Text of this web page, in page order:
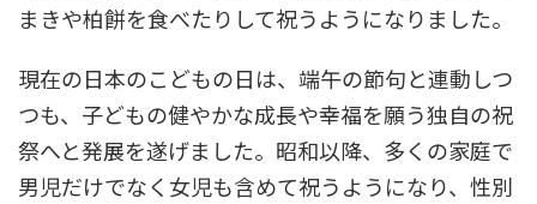
まきや柏餅を食べたりして祝うようになりました。
現在の日本のこどもの日は、端午の節句と連動しつ
つも、子どもの健やかな成長や幸福を願う独自の祝
祭へと発展を遂げました。昭和以降、多くの家庭で
男児だけでなく女児も含めて祝うようになり、性別